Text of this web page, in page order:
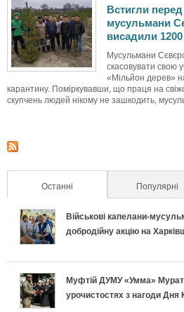
тут
Встигли
мусульмани
висадили
Мусульмани
скасовувати свою
«Мільйон дерев»
карантину. Поміркувавши, що праця на
скупчень людей нікому не зашкодить,
Останні (активна вкладка)Популярні
Військові капелани-
добродійну акцію на
Муфтій ДУМУ «Умма»
урочистостях з нагоди Дня